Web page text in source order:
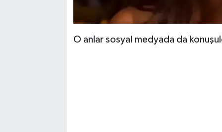
O anlar sosyal medyada da